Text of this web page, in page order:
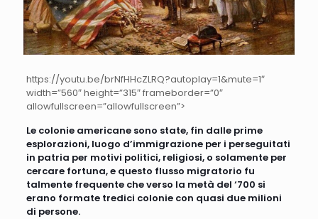
https://youtu.be/brNfHHcZLRQ?autoplay=1&mute=1″
width=”560″ height=”315″ frameborder=”0″
allowfullscreen=”allowfullscreen”>
Le colonie americane sono state, fin dalle prime
esplorazioni, luogo d’immigrazione per i perseguitati
in patria per motivi politici, religiosi, o solamente per
cercare fortuna, e questo flusso migratorio fu
talmente frequente che verso la metà del ‘700 si
erano formate tredici colonie con quasi due milioni
di persone.